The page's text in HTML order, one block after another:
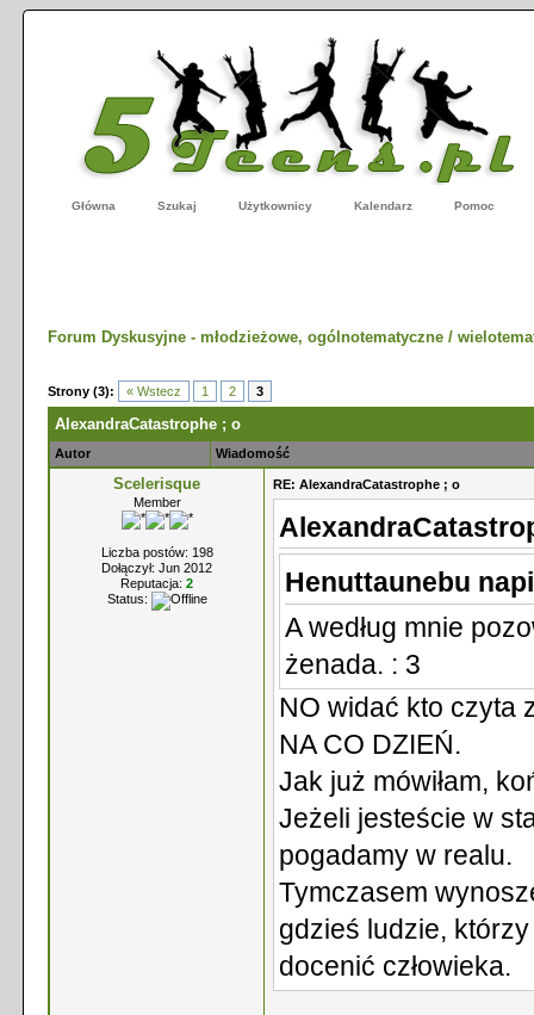
Główna Szukaj Użytkownicy Kalendarz Pomoc
Forum Dyskusyjne - młodzieżowe, ogólnotematyczne /
Strony (3): « Wstecz 1 2 3
AlexandraCatastrophe ; o
Autor Wiadomość
Scelerisque
Member
Liczba postów: 198
Dołączył: Jun 2012
Reputacja: 2
Status:
RE: AlexandraCatastrophe ; o
Henuttaunebu
A według mnie
żenada. : 3
NO widać kto czyta
NA CO DZIEŃ.
Jak już mówiłam,
Jeżeli jesteście w
pogadamy w realu.
Tymczasem
gdzieś ludzie,
docenić człowieka.